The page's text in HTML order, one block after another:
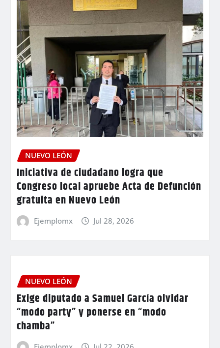
NUEVO LEÓN
Iniciativa de ciudadano logra que
Congreso local apruebe Acta de Defunción
gratuita en Nuevo León
Ejemplomx Jul 28, 2026
NUEVO LEÓN
Exige diputado a Samuel García olvidar
“modo party” y ponerse en “modo
chamba”